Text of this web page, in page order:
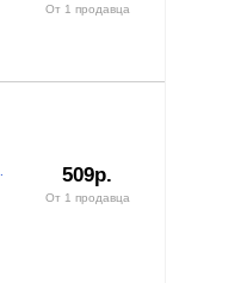
От 1 продавца
509р.
От 1 продавца